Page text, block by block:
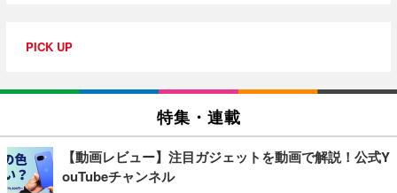
PICK UP
特集・連載
【動画レビュー】注目ガジェットを動画で解説！公式Y
ouTubeチャンネル